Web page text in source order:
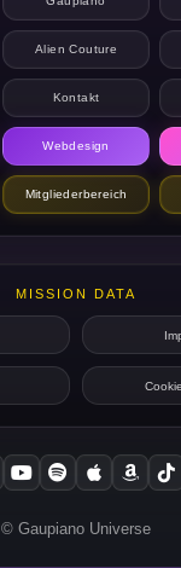
Alien Couture
Kontakt
Webdesign
Mitgliederbereich
MISSION DATA
© Gaupiano Universe